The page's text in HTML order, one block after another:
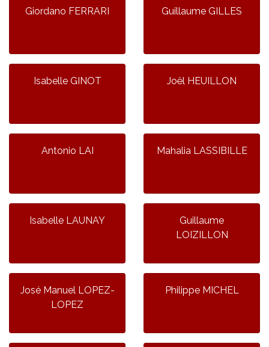
Giordano FERRARI Guillaume GILLES
Isabelle GINOT Joël HEUILLON
Antonio LAI Mahalia LASSIBILLE
Isabelle LAUNAY
Guillaume
LOIZILLON
José Manuel LOPEZ-
LOPEZ
Philippe MICHEL